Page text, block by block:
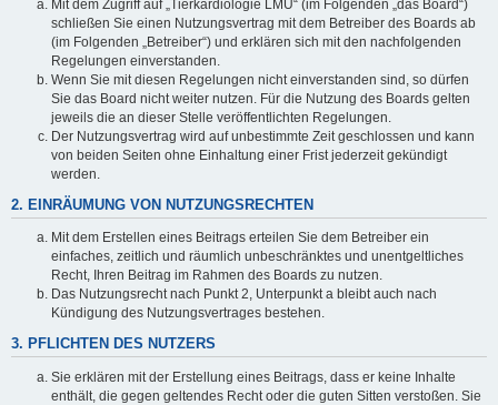
Mit dem Zugriff auf „Tierkardiologie LMU“ (im Folgenden „das Board“)
schließen Sie einen Nutzungsvertrag mit dem Betreiber des Boards ab
(im Folgenden „Betreiber“) und erklären sich mit den nachfolgenden
Regelungen einverstanden.
Wenn Sie mit diesen Regelungen nicht einverstanden sind, so dürfen
Sie das Board nicht weiter nutzen. Für die Nutzung des Boards gelten
jeweils die an dieser Stelle veröffentlichten Regelungen.
Der Nutzungsvertrag wird auf unbestimmte Zeit geschlossen und kann
von beiden Seiten ohne Einhaltung einer Frist jederzeit gekündigt
werden.
2. EINRÄUMUNG VON NUTZUNGSRECHTEN
Mit dem Erstellen eines Beitrags erteilen Sie dem Betreiber ein
einfaches, zeitlich und räumlich unbeschränktes und unentgeltliches
Recht, Ihren Beitrag im Rahmen des Boards zu nutzen.
Das Nutzungsrecht nach Punkt 2, Unterpunkt a bleibt auch nach
Kündigung des Nutzungsvertrages bestehen.
3. PFLICHTEN DES NUTZERS
Sie erklären mit der Erstellung eines Beitrags, dass er keine Inhalte
enthält, die gegen geltendes Recht oder die guten Sitten verstoßen. Sie